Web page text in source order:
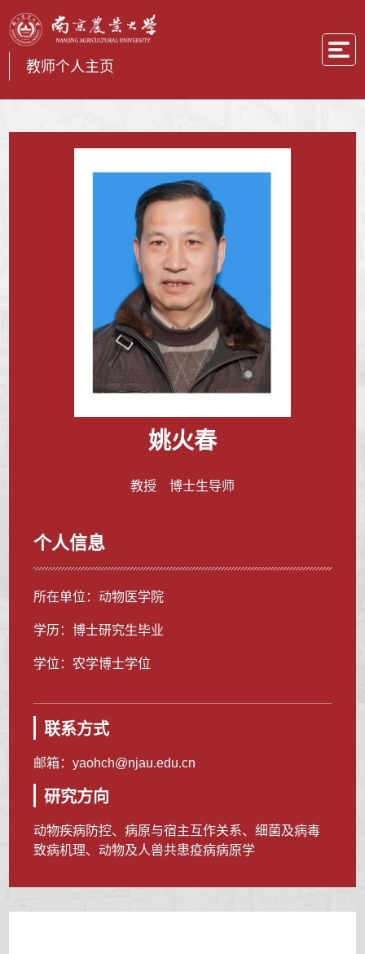
教师个人主页
姚火春
教授 博士生导师
个人信息
所在单位：动物医学院
学历：博士研究生毕业
学位：农学博士学位
联系方式
邮箱：yaohch@njau.edu.cn
研究方向
动物疾病防控、病原与宿主互作关系、细菌及病毒
致病机理、动物及人兽共患疫病病原学